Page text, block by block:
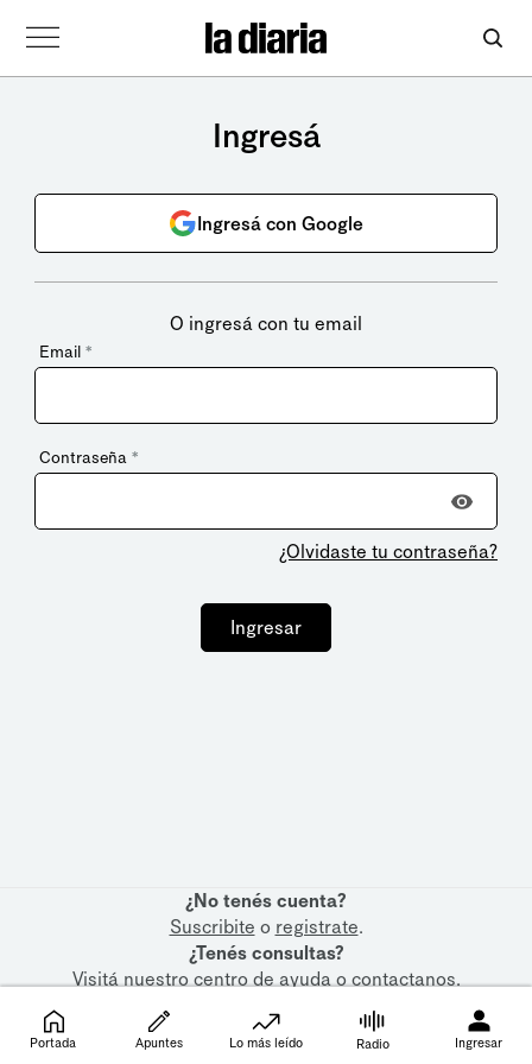
Ingresá
Ingresá con Google
O ingresá con tu email
Email *
Contraseña *
¿Olvidaste tu contraseña?
Ingresar
¿No tenés cuenta?
Suscribite o registrate.
¿Tenés consultas?
Visitá nuestrocentro de ayudaocontactanos.
Portada Apuntes Lo más leído Radio Ingresar